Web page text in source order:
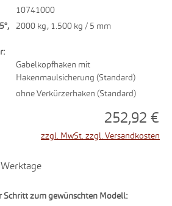
10741000
2000 kg, 1.500 kg / 5 mm
Gabelkopfhaken mit
Hakenmaulsicherung (Standard)
ohne Verkürzerhaken (Standard)
252,92 €
zzgl. MwSt. zzgl. Versandkosten
zum gewünschten Modell: